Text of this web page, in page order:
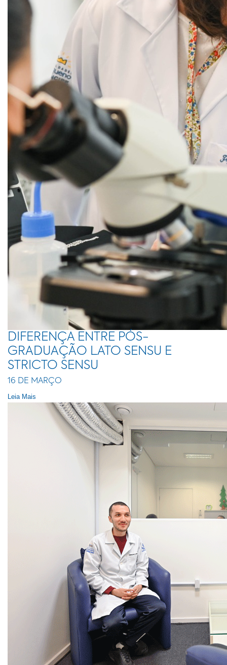
DIFERENÇA ENTRE PÓS-
GRADUAÇÃO LATO SENSU E
STRICTO SENSU
16 DE MARÇO
Leia Mais